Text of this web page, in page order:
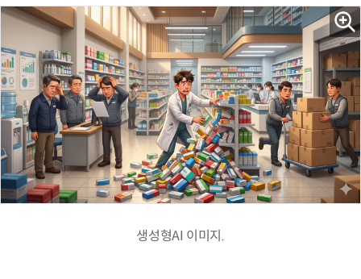
생성형AI 이미지.